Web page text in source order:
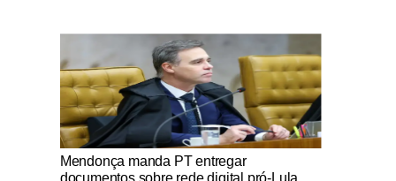
Notícias Católicas
Mendonça manda PT entregar
documentos sobre rede digital pró-Lula